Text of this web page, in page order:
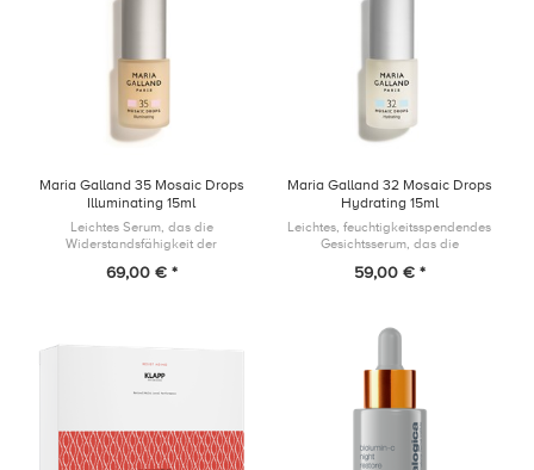
Maria Galland 35 Mosaic Drops
Illuminating 15ml
Leichtes Serum, das die
Widerstandsfähigkeit der
fahlen Teint entgegenwirkt, indem
69,00 € *
Maria Galland 32 Mosaic Drops
Hydrating 15ml
Leichtes, feuchtigkeitsspendendes
Gesichtsserum, das die
Hautbarriere unterstützt und dem
59,00 € *